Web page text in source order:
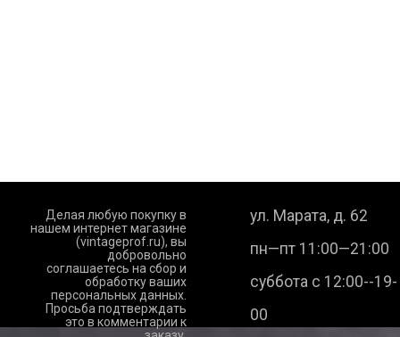
Делая любую покупку в
нашем интернет магазине
(vintageprof.ru), вы
добровольно
соглашаетесь на сбор и
обработку ваших
персональных данных.
Просьба подтверждать
это в комментарии к
ул. Марата, д. 62
пн—пт 11:00—21:00
суббота с 12:00--19-
00